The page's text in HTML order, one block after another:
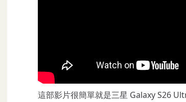
這部影片很簡單就是三星 Galaxy S26